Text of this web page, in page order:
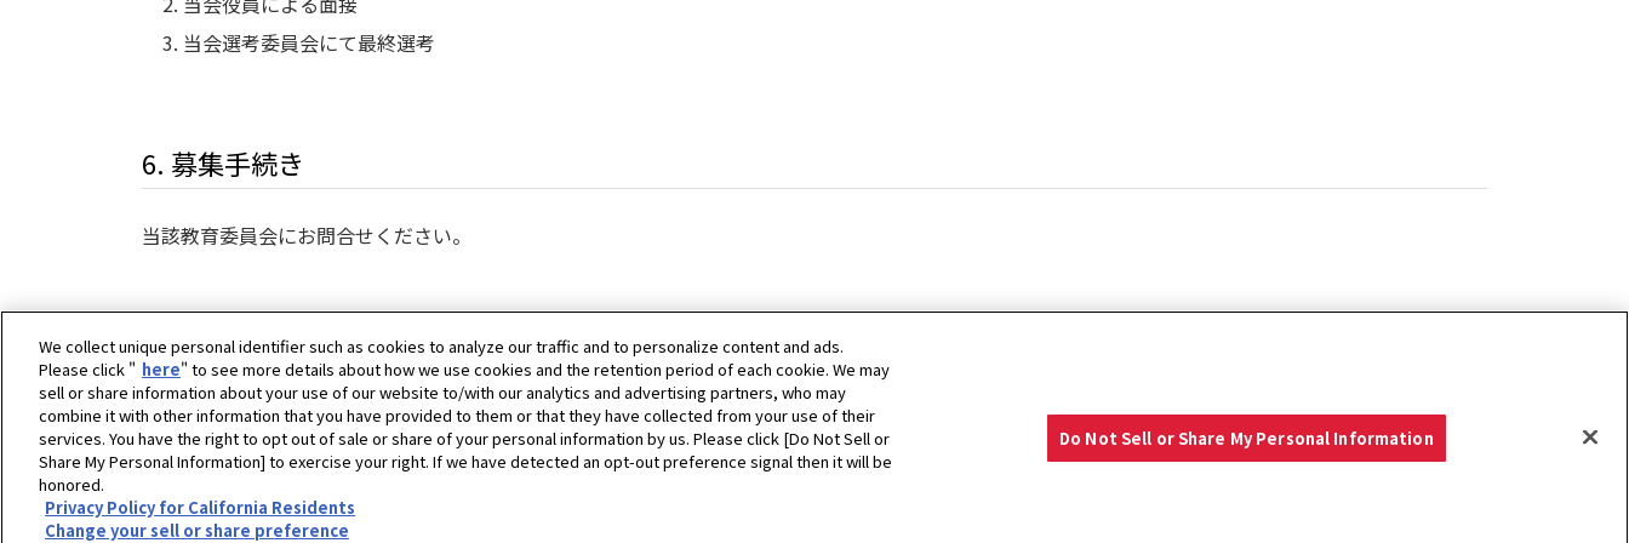
当会選考委員会にて最終選考
6. 募集手続き
当該教育委員会にお問合せください。
ホーム 公益財団法人山岡育英会 財団の紹介 高校生奨学生募集のご案内
We collect unique personal identifier such as cookies to analyze our traffic and to personalize content and ads.
Please click " here" to see more details about how we use cookies and the retention period of each cookie. We may
sell or share information about your use of our website to/with our analytics and advertising partners, who may
combine it with other information that you have provided to them or that they have collected from your use of their
services. You have the right to opt out of sale or share of your personal information by us. Please click [Do Not Sell or
Share My Personal Information] to exercise your right. If we have detected an opt-out preference signal then it will be
honored.
Privacy Policy for California Residents
Change your sell or share preference
Do Not Sell or Share My Personal Information